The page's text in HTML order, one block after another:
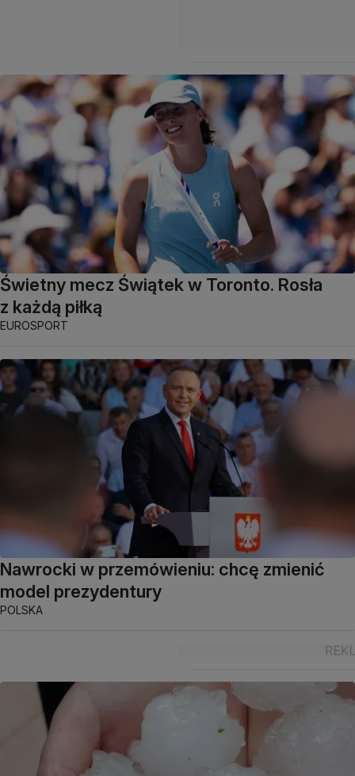
Świetny mecz Świątek w Toronto. Rosła
z każdą piłką
EUROSPORT
Nawrocki w przemówieniu: chcę zmienić
model prezydentury
POLSKA